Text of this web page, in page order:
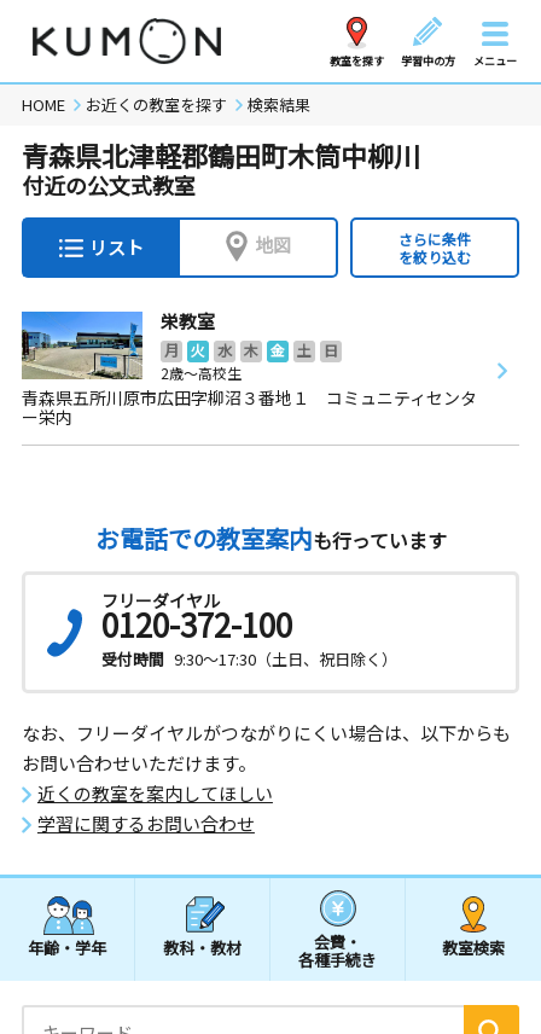
教室を探す 学習中の方 メニュー
HOME お近くの教室を探す 検索結果
青森県北津軽郡鶴田町木筒中柳川
付近の公文式教室
リスト 地図
さらに条件
を絞り込む
栄教室
月 火 水 木 金 土
日
2歳～高校生
青森県五所川原市広田字柳沼３番地１ コミュニティセンタ
ー栄内
お電話での教室案内も行っています
フリーダイヤル
0120-372-100
受付時間 9:30～17:30（土日、祝日除く）
なお、フリーダイヤルがつながりにくい場合は、以下からも
お問い合わせいただけます。
近くの教室を案内してほしい
学習に関するお問い合わせ
年齢・学年 教科・教材 会費・
各種手続き
教室検索